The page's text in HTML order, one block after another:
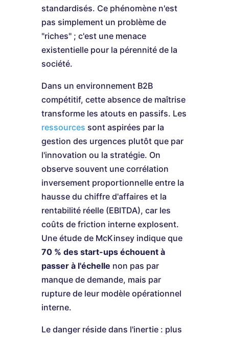
standardisés. Ce phénomène n'est
pas simplement un problème de
"riches" ; c'est une menace
existentielle pour la pérennité de la
société.
Dans un environnement B2B
compétitif, cette absence de maîtrise
transforme les atouts en passifs. Les
ressources sont aspirées par la
gestion des urgences plutôt que par
l'innovation ou la stratégie. On
observe souvent une corrélation
inversement proportionnelle entre la
hausse du chiffre d'affaires et la
rentabilité réelle (EBITDA), car les
coûts de friction interne explosent.
Une étude de McKinsey indique que
70 % des start-ups échouent à
passer à l'échelle non pas par
manque de demande, mais par
rupture de leur modèle opérationnel
interne.
Le danger réside dans l'inertie : plus